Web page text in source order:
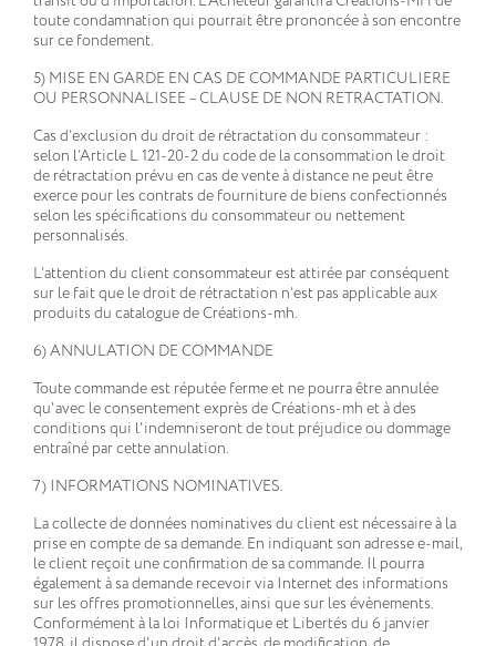
toute condamnation qui pourrait être prononcée à son encontre
sur ce fondement.
5) MISE EN GARDE EN CAS DE COMMANDE PARTICULIERE
OU PERSONNALISEE – CLAUSE DE NON RETRACTATION.
Cas d’exclusion du droit de rétractation du consommateur :
selon l’Article L 121-20-2 du code de la consommation le droit
de rétractation prévu en cas de vente à distance ne peut être
exerce pour les contrats de fourniture de biens confectionnés
selon les spécifications du consommateur ou nettement
personnalisés.
L’attention du client consommateur est attirée par conséquent
sur le fait que le droit de rétractation n’est pas applicable aux
produits du catalogue de Créations-mh.
6) ANNULATION DE COMMANDE
Toute commande est réputée ferme et ne pourra être annulée
qu'avec le consentement exprès de Créations-mh et à des
conditions qui l'indemniseront de tout préjudice ou dommage
entraîné par cette annulation.
7) INFORMATIONS NOMINATIVES.
La collecte de données nominatives du client est nécessaire à la
prise en compte de sa demande. En indiquant son adresse e-mail,
le client reçoit une confirmation de sa commande. Il pourra
également à sa demande recevoir via Internet des informations
sur les offres promotionnelles, ainsi que sur les évènements.
Conformément à la loi Informatique et Libertés du 6 janvier